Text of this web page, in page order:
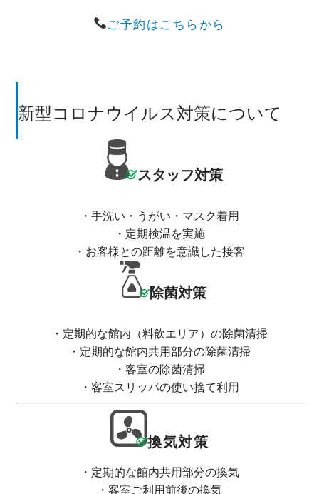
ご予約はこちらから
新型コロナウイルス対策について
スタッフ対策
・手洗い・うがい・マスク着用
・定期検温を実施
・お客様との距離を意識した接客
除菌対策
・定期的な館内（料飲エリア）の除菌清掃
・定期的な館内共用部分の除菌清掃
・客室の除菌清掃
・客室スリッパの使い捨て利用
換気対策
・定期的な館内共用部分の換気
・客室ご利用前後の換気